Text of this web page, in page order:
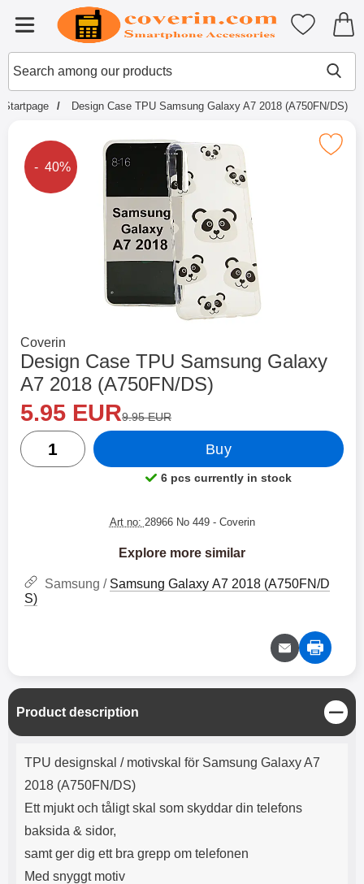
Menu
Startpage for Tibro Billiga
Search
Search among our products
My
Startpage Design Case TPU Samsung Galaxy A7 2018 (A750FN/DS)
Mark design Case TPU Samsung Galaxy
The price is reduced by
- 40%
Go to brand page for
Coverin
Design Case TPU Samsung Galaxy
A7 2018 (A750FN/DS)
new price
5.95 EURold price
9.95 EUR
quantity
Buy
Product availability:
6 pcs currently in stock
Art no: 28966 No 449 - Coverin
Explore more similar
Samsung / Samsung Galaxy A7 2018 (A750FN/D
S)
Product description
C
l
o
Product description
TPU designskal / motivskal för Samsung Galaxy A7
2018 (A750FN/DS)
Ett mjukt och tåligt skal som skyddar din telefons
baksida & sidor,
samt ger dig ett bra grepp om telefonen
Med snyggt motiv